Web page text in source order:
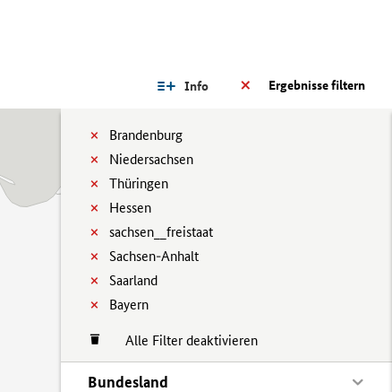
Ergebnisse filtern
Info
Brandenburg
Niedersachsen
Thüringen
Hessen
sachsen__freistaat
Sachsen-Anhalt
Saarland
Bayern
Alle Filter deaktivieren
Bundesland